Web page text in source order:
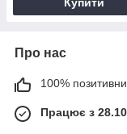
Купити
Про нас
100%
Працює з